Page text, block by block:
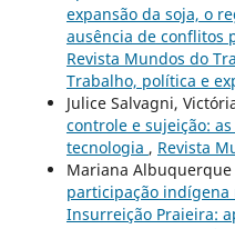
expansão da soja, o
ausência de conflitos
Revista Mundos do
Trabalho, política e
Julice Salvagni,
controle e sujeição:
tecnologia , Revista
Mariana Albuquerque
participação indígena
Insurreição Praieira: